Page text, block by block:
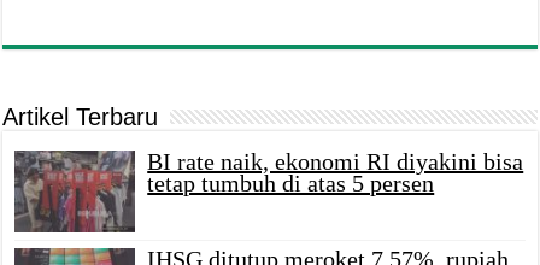
Artikel Terbaru
BI rate naik, ekonomi RI diyakini bisa
tetap tumbuh di atas 5 persen
IHSG ditutup meroket 7,57%, rupiah